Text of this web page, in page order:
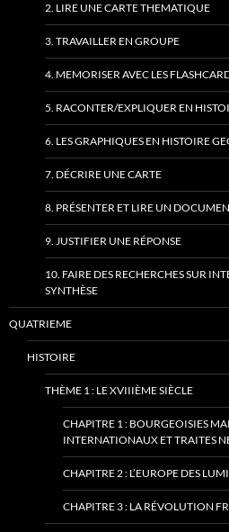
2. LIRE UNE CARTE THEMATIQUE
3. TRAVAILLER EN GROUPE
4. MEMORISER AVEC LES
5. RACONTER/EXPLIQUER EN
6. LES GRAPHIQUES EN HISTOIRE
7. DÉCRIRE UNE CARTE
8. PRÉSENTER ET LIRE UN
9. JUSTIFIER UNE RÉPONSE
10. FAIRE DES RECHERCHES SUR
SYNTHÈSE
QUATRIEME
HISTOIRE
THÈME 1 : LE XVIIIÈME SIÈCLE
CHAPITRE 1 : BOURGEOISIES
INTERNATIONAUX ET TRAITES
CHAPITRE 2 : L’EUROPE DES
CHAPITRE 3 : LA RÉVOLUTION